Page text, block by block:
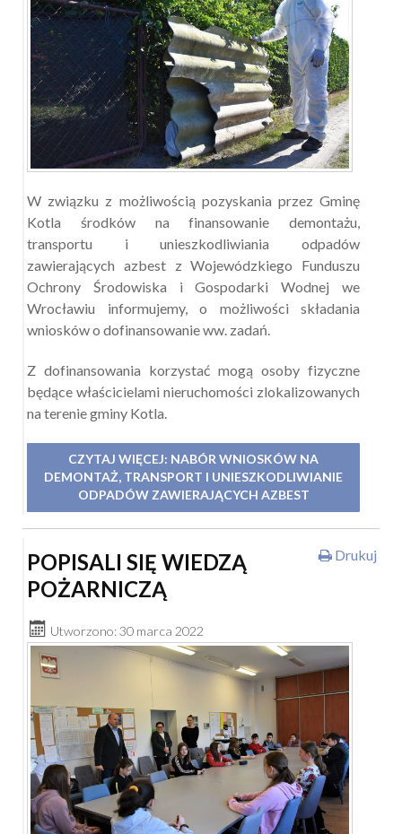
W związku z możliwością pozyskania przez Gminę
Kotla środków na finansowanie demontażu,
transportu i unieszkodliwiania odpadów
zawierających azbest z Wojewódzkiego Funduszu
Ochrony Środowiska i Gospodarki Wodnej we
Wrocławiu informujemy, o możliwości składania
wniosków o dofinansowanie ww. zadań.
Z dofinansowania korzystać mogą osoby fizyczne
będące właścicielami nieruchomości zlokalizowanych
na terenie gminy Kotla.
CZYTAJ WIĘCEJ: NABÓR WNIOSKÓW NA
DEMONTAŻ, TRANSPORT I UNIESZKODLIWIANIE
ODPADÓW ZAWIERAJĄCYCH AZBEST
POPISALI SIĘ WIEDZĄ
POŻARNICZĄ
Utworzono: 30 marca 2022
Drukuj